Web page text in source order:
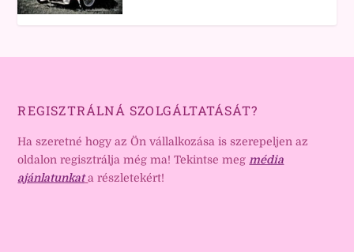
REGISZTRÁLNÁ SZOLGÁLTATÁSÁT?
Ha szeretné hogy az Ön vállalkozása is szerepeljen az
oldalon regisztrálja még ma! Tekintse meg média
ajánlatunkat a részletekért!